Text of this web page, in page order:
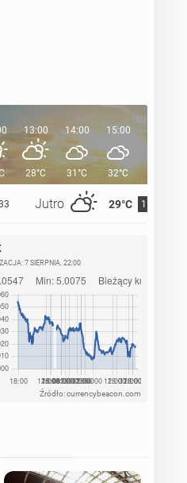
Jutro 29°C 15°C
13:00
28°C
14:00
31°C
15:00
32°C
16:00
7 SIERPNIA, 22:00
Źródło: currencybeacon.com